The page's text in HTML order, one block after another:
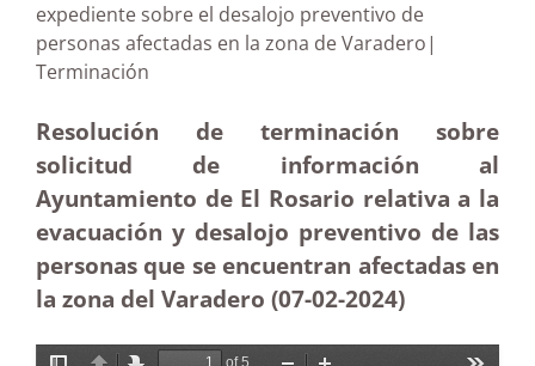
expediente sobre el desalojo preventivo de
personas afectadas en la zona de Varadero|
Terminación
Resolución de terminación sobre
solicitud de información al
Ayuntamiento de El Rosario relativa a la
evacuación y desalojo preventivo de las
personas que se encuentran afectadas en
la zona del Varadero (07-02-2024)